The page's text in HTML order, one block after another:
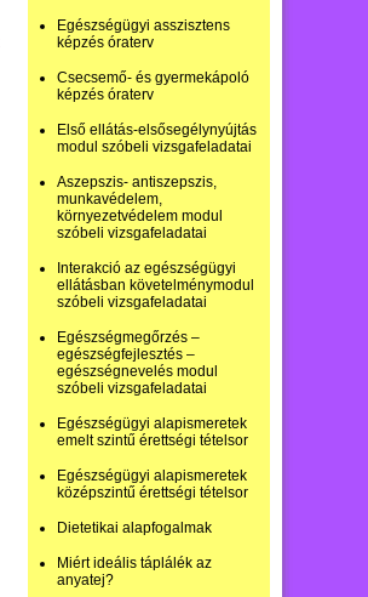
Egészségügyi asszisztens
képzés óraterv
Csecsemő- és gyermekápoló
képzés óraterv
Első ellátás-elsősegélynyújtás
modul szóbeli vizsgafeladatai
Aszepszis- antiszepszis,
munkavédelem,
környezetvédelem modul
szóbeli vizsgafeladatai
Interakció az egészségügyi
ellátásban követelménymodul
szóbeli vizsgafeladatai
Egészségmegőrzés –
egészségfejlesztés –
egészségnevelés modul
szóbeli vizsgafeladatai
Egészségügyi alapismeretek
emelt szintű érettségi tételsor
Egészségügyi alapismeretek
középszintű érettségi tételsor
Dietetikai alapfogalmak
Miért ideális táplálék az
anyatej?